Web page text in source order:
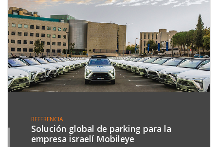
REFERENCIA
Solución global de parking para la
empresa israelí Mobileye